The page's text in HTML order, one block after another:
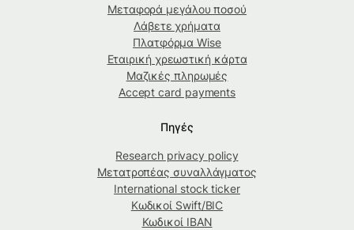
Μεταφορά μεγάλου ποσού
Λάβετε χρήματα
Πλατφόρμα Wise
Εταιρική χρεωστική κάρτα
Μαζικές πληρωμές
Accept card payments
Πηγές
Research privacy policy
Μετατροπέας συναλλάγματος
International stock ticker
Κωδικοί Swift/BIC
Κωδικοί IBAN